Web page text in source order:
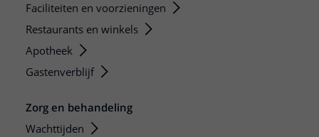
Faciliteiten en voorzieningen
Restaurants en winkels
Apotheek
Gastenverblijf
Zorg en behandeling
Wachttijden